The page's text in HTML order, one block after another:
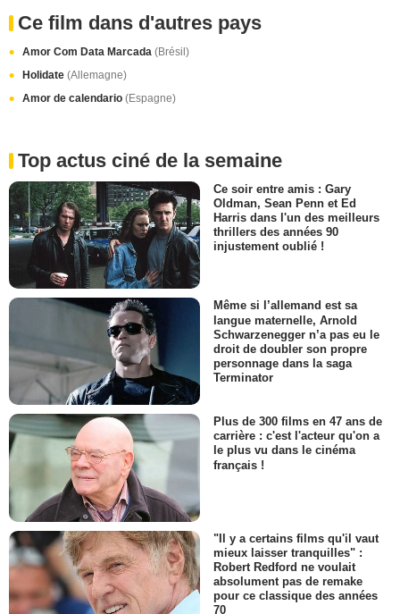
Ce film dans d'autres pays
Amor Com Data Marcada (Brésil)
Holidate (Allemagne)
Amor de calendario (Espagne)
Top actus ciné de la semaine
Ce soir entre amis : Gary
Oldman, Sean Penn et Ed
Harris dans l'un des meilleurs
thrillers des années 90
injustement oublié !
Même si l’allemand est sa
langue maternelle, Arnold
Schwarzenegger n’a pas eu le
droit de doubler son propre
personnage dans la saga
Terminator
Plus de 300 films en 47 ans de
carrière : c'est l'acteur qu'on a
le plus vu dans le cinéma
français !
"Il y a certains films qu'il vaut
mieux laisser tranquilles" :
Robert Redford ne voulait
absolument pas de remake
pour ce classique des années
70